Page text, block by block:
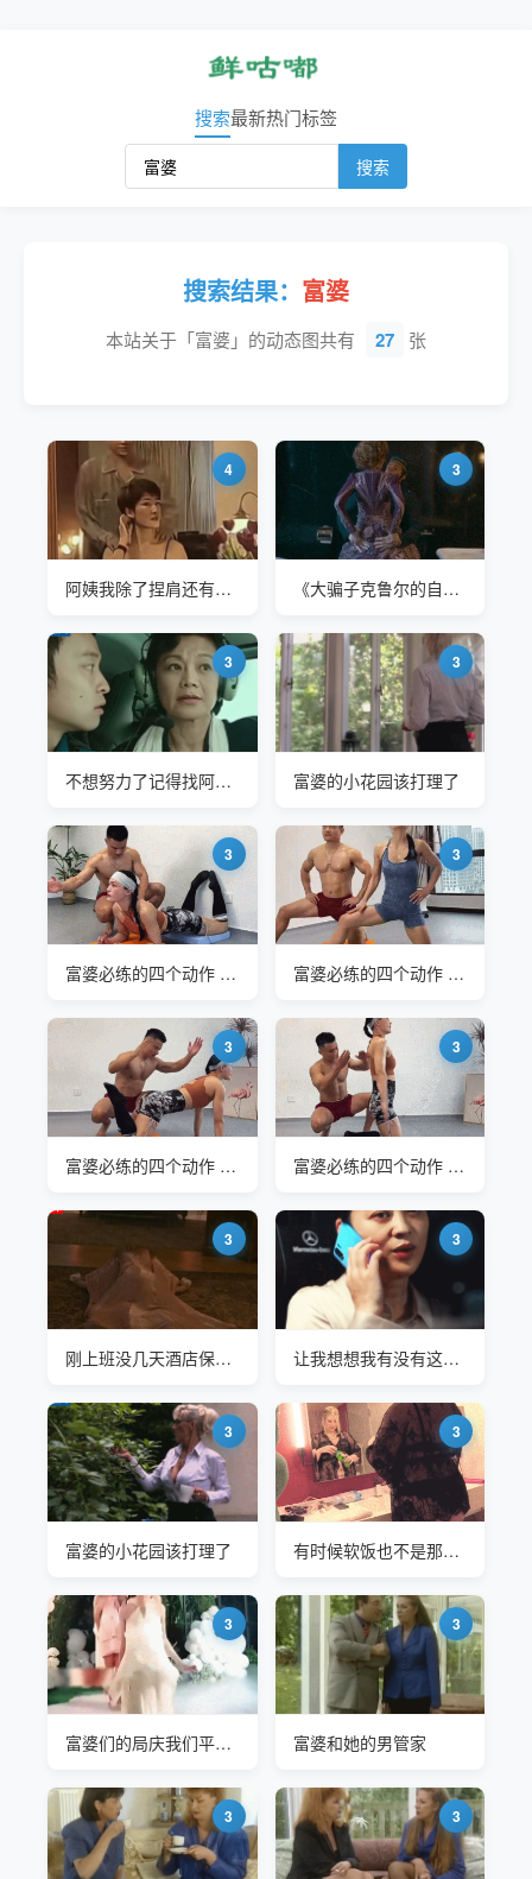
搜索最新热门标签
搜索
搜索结果： 富婆
本站关于「富婆」的动态图共有 27 张
4
阿姨我除了捏肩还有其他特长哦
3
《大骗子克鲁尔的自白》电梯服务员穿着裤子坐在马桶上和富婆交流
3
不想努力了记得找阿姨哦
3
富婆的小花园该打理了
3
富婆必练的四个动作 身材恢复到25岁
3
富婆必练的四个动作 身材恢复到25岁
3
富婆必练的四个动作 身材恢复到25岁
3
富婆必练的四个动作 身材恢复到25岁
3
刚上班没几天酒店保安就接到这样的任务
3
让我想想我有没有这样失联的女同学
3
富婆的小花园该打理了
3
有时候软饭也不是那么好吃的
3
富婆们的局庆我们平常人家怎么懂得起
3
富婆和她的男管家
3 3